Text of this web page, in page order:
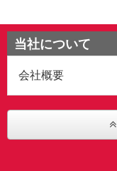
当社について
会社概要